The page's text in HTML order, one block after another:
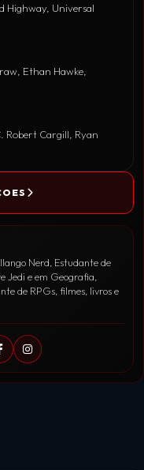
Highway, Universal
Ethan Hawke,
Robert Cargill, Ryan
Nerd, Estudante de
Jedi e em Geografia,
de RPGs, filmes, livros e